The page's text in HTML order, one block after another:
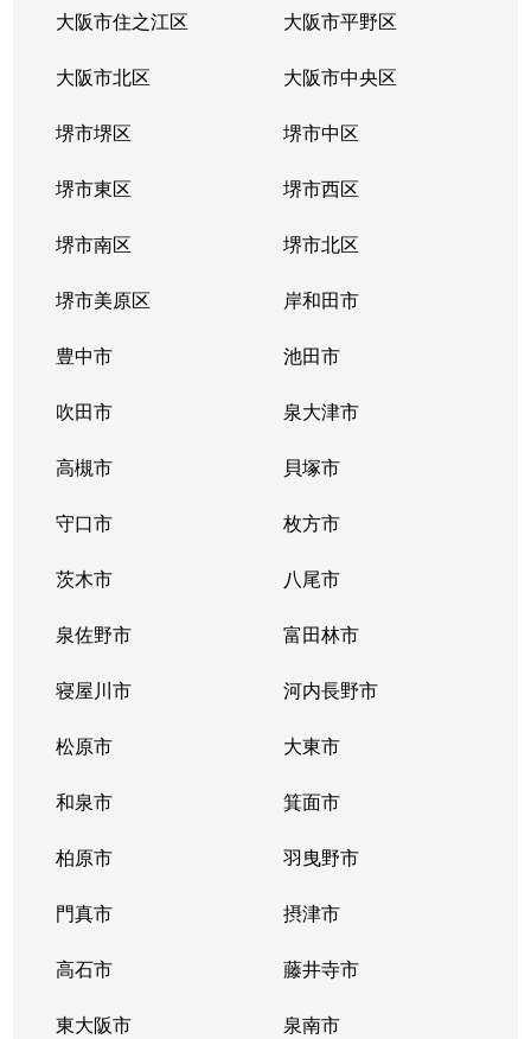
大阪市住之江区 大阪市平野区
大阪市北区 大阪市中央区
堺市堺区 堺市中区
堺市東区 堺市西区
堺市南区 堺市北区
堺市美原区 岸和田市
豊中市 池田市
吹田市 泉大津市
高槻市 貝塚市
守口市 枚方市
茨木市 八尾市
泉佐野市 富田林市
寝屋川市 河内長野市
松原市 大東市
和泉市 箕面市
柏原市 羽曳野市
門真市 摂津市
高石市 藤井寺市
東大阪市 泉南市